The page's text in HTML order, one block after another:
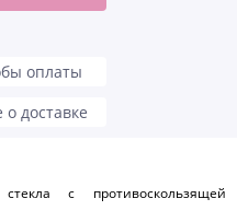
с противоскользящей
оплаты
доставке